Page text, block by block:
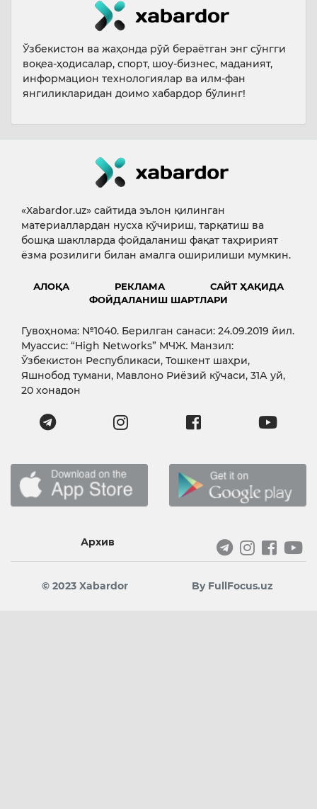
Ўзбекистон ва жаҳонда рўй бераётган энг сўнгги
воқеа-ҳодисалар, спорт, шоу-бизнес, маданият,
информацион технологиялар ва илм-фан
янгиликларидан доимо хабардор бўлинг!
«Xabardor.uz» сайтида эълон қилинган
материаллардан нусха кўчириш, тарқатиш ва
бошқа шаклларда фойдаланиш фақат таҳририят
ёзма розилиги билан амалга оширилиши мумкин.
АЛОҚА РЕКЛАМА
САЙТ ҲАҚИДА
ФОЙДАЛАНИШ ШАРТЛАРИ
Гувоҳнома: №1040. Берилган санаси: 24.09.2019 йил.
Муассис: “High Networks” МЧЖ. Манзил:
Ўзбекистон Республикаси, Тошкент шаҳри,
Яшнобод тумани, Мавлоно Риёзий кўчаси, 31А уй,
20 хонадон
Архив
© 2023 Xabardor By FullFocus.uz